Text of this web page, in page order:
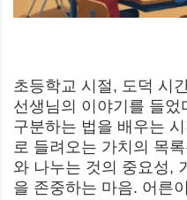
초등학교 시절, 도덕 시
선생님의 이야기를 들
구분하는 법을 배우는
로 들려오는 가치의 목
와 나누는 것의 중요성,
을 존중하는 마음. 어른